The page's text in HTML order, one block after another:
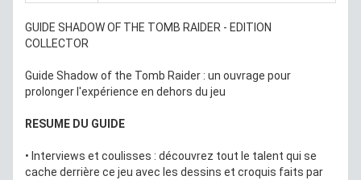
GUIDE SHADOW OF THE TOMB RAIDER - EDITION
COLLECTOR
Guide Shadow of the Tomb Raider : un ouvrage pour
prolonger l'expérience en dehors du jeu
RESUME DU GUIDE
• Interviews et coulisses : découvrez tout le talent qui se
cache derrière ce jeu avec les dessins et croquis faits par